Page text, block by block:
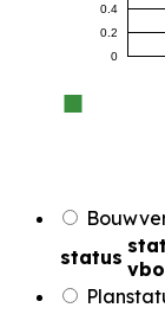
0
0.2
0.4
status vbo